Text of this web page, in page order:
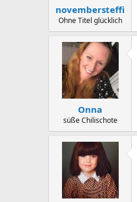
novembersteffi
Ohne Titel glücklich
Onna
süße Chilischote